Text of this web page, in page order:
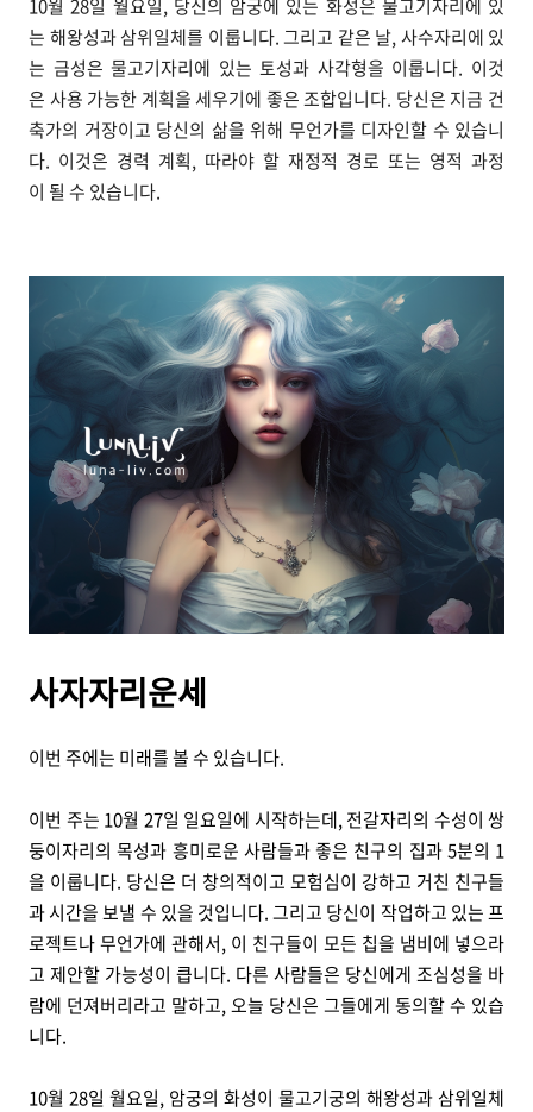
10월 28일 월요일, 당신의 암궁에 있는 화성은 물고기자리에 있
는 해왕성과 삼위일체를 이룹니다. 그리고 같은 날, 사수자리에 있
는 금성은 물고기자리에 있는 토성과 사각형을 이룹니다. 이것
은 사용 가능한 계획을 세우기에 좋은 조합입니다. 당신은 지금 건
축가의 거장이고 당신의 삶을 위해 무언가를 디자인할 수 있습니
다. 이것은 경력 계획, 따라야 할 재정적 경로 또는 영적 과정
이 될 수 있습니다.
사자자리운세
이번 주에는 미래를 볼 수 있습니다.
이번 주는 10월 27일 일요일에 시작하는데, 전갈자리의 수성이 쌍
둥이자리의 목성과 흥미로운 사람들과 좋은 친구의 집과 5분의 1
을 이룹니다. 당신은 더 창의적이고 모험심이 강하고 거친 친구들
과 시간을 보낼 수 있을 것입니다. 그리고 당신이 작업하고 있는 프
로젝트나 무언가에 관해서, 이 친구들이 모든 칩을 냄비에 넣으라
고 제안할 가능성이 큽니다. 다른 사람들은 당신에게 조심성을 바
람에 던져버리라고 말하고, 오늘 당신은 그들에게 동의할 수 있습
니다.
10월 28일 월요일, 암궁의 화성이 물고기궁의 해왕성과 삼위일체